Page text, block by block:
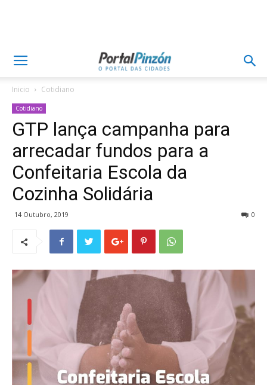
Inicio Cotidiano
Cotidiano
GTP lança campanha para
arrecadar fundos para a
Confeitaria Escola da
Cozinha Solidária
14 Outubro, 2019 0